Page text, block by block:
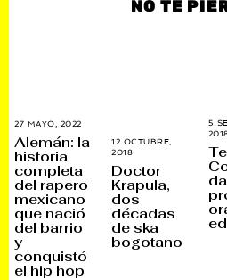
NO TE
27 MAYO, 2022
N
I
E
M
B
R
E
2
0
2
Alemán: la
historia
completa
del rapero
mexicano
que nació
del barrio
y
conquistó
el hip hop
12 OCTUBRE,
2018
O
C
T
U
B
R
E
,
Doctor
Krapula,
dos
décadas
de ska
bogotano
5